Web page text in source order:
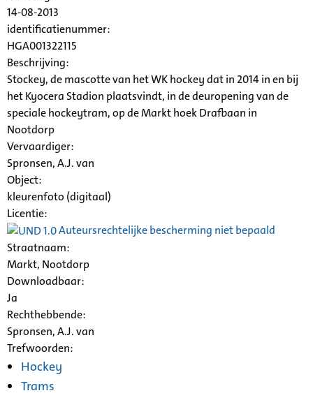
14-08-2013
identificatienummer:
HGA001322115
Beschrijving:
Stockey, de mascotte van het WK hockey dat in 2014 in en bij
het Kyocera Stadion plaatsvindt, in de deuropening van de
speciale hockeytram, op de Markt hoek Drafbaan in
Nootdorp
Vervaardiger:
Spronsen, A.J. van
Object:
kleurenfoto (digitaal)
Licentie:
Auteursrechtelijke bescherming niet bepaald
Straatnaam:
Markt, Nootdorp
Downloadbaar:
Ja
Rechthebbende:
Spronsen, A.J. van
Trefwoorden:
Hockey
Trams